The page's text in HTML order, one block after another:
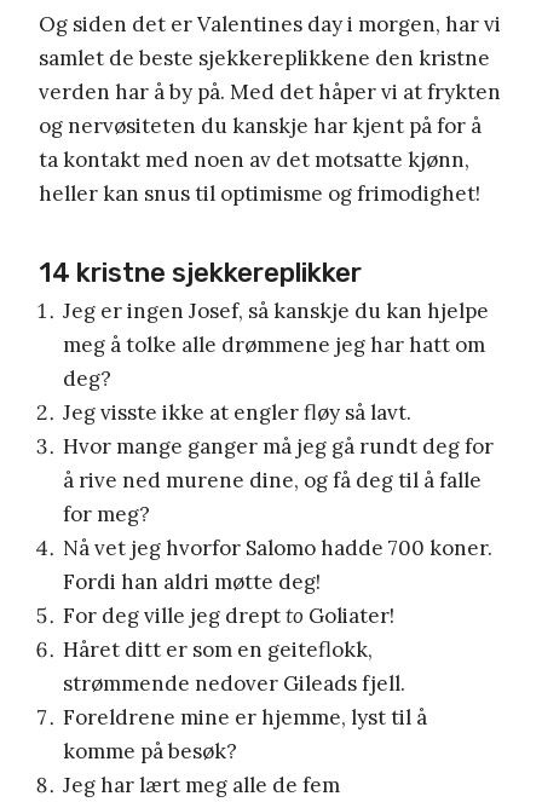
Og siden det er Valentines day i morgen, har vi
samlet de beste sjekkereplikkene den kristne
verden har å by på. Med det håper vi at frykten
og nervøsiteten du kanskje har kjent på for å
ta kontakt med noen av det motsatte kjønn,
heller kan snus til optimisme og frimodighet!
14 kristne sjekkereplikker
Jeg er ingen Josef, så kanskje du kan hjelpe
meg å tolke alle drømmene jeg har hatt om
deg?
Jeg visste ikke at engler fløy så lavt.
Hvor mange ganger må jeg gå rundt deg for
å rive ned murene dine, og få deg til å falle
for meg?
Nå vet jeg hvorfor Salomo hadde 700 koner.
Fordi han aldri møtte deg!
For deg ville jeg dreptto Goliater!
Håret ditt er som en geiteflokk,
strømmende nedover Gileads fjell.
Foreldrene mine er hjemme, lyst til å
komme på besøk?
Jeg har lært meg alle de fem